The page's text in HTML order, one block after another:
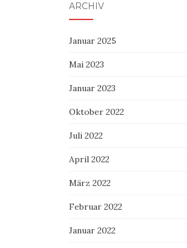
ARCHIV
Januar 2025
Mai 2023
Januar 2023
Oktober 2022
Juli 2022
April 2022
März 2022
Februar 2022
Januar 2022